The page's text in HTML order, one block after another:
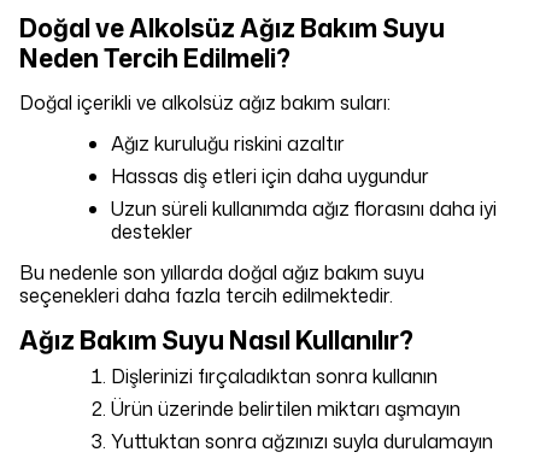
Doğal ve Alkolsüz Ağız Bakım Suyu
Neden Tercih Edilmeli?
Doğal içerikli ve alkolsüz ağız bakım suları:
Ağız kuruluğu riskini azaltır
Hassas diş etleri için daha uygundur
Uzun süreli kullanımda ağız florasını daha iyi
destekler
Bu nedenle son yıllarda doğal ağız bakım suyu
seçenekleri daha fazla tercih edilmektedir.
Ağız Bakım Suyu Nasıl Kullanılır?
Dişlerinizi fırçaladıktan sonra kullanın
Ürün üzerinde belirtilen miktarı aşmayın
Yuttuktan sonra ağzınızı suyla durulamayın